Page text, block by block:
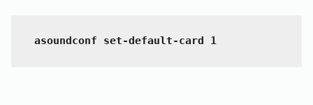
asoundconf set-default-card 1